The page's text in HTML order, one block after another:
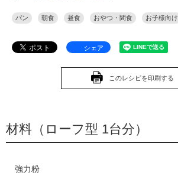
パン 朝食 昼食 おやつ・間食 お子様向け
シェア
このレシピを印刷する
材料（ローフ型 1台分）
強力粉